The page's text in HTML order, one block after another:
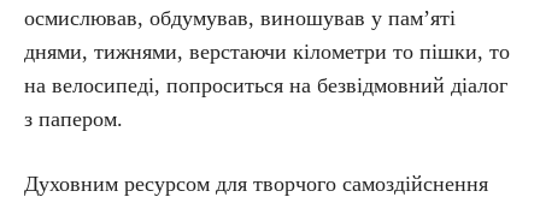
осмислював, обдумував, виношував у пам’яті
днями, тижнями, верстаючи кілометри то пішки, то
на велосипеді, попроситься на безвідмовний діалог
з папером.
Духовним ресурсом для творчого самоздійснення